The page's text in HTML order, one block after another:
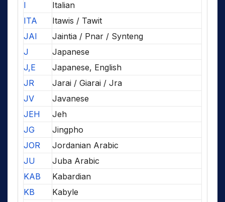
I
Italian
ITA
Itawis / Tawit
JAI
Jaintia / Pnar / Synteng
J
Japanese
J,E
Japanese, English
JR
Jarai / Giarai / Jra
JV
Javanese
JEH
Jeh
JG
Jingpho
JOR
Jordanian Arabic
JU
Juba Arabic
KAB
Kabardian
KB
Kabyle